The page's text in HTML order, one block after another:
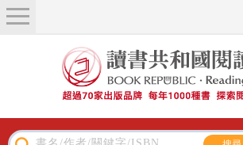
關於我們
近期新書